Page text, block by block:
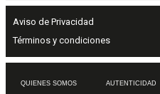
Aviso de Privacidad
Términos y condiciones
QUIENES SOMOS AUTENTICIDAD